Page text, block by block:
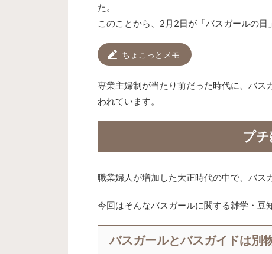
た。
このことから、2月2日が「バスガールの日
ちょこっとメモ
専業主婦制が当たり前だった時代に、バス
われています。
プ
職業婦人が増加した大正時代の中で、バス
今回はそんなバスガールに関する雑学・豆
バスガールとバスガイドは別